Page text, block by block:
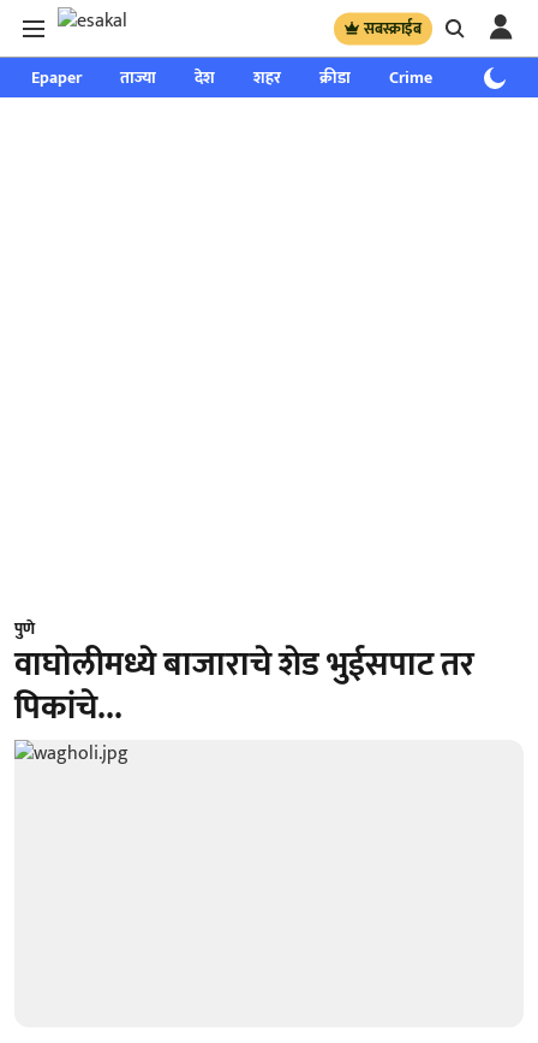
सबस्क्राईब
Epaper ताज्या देश शहर क्रीडा Crime साप्ताहिक
पुणे
वाघोलीमध्ये बाजाराचे शेड भुईसपाट तर
पिकांचे...